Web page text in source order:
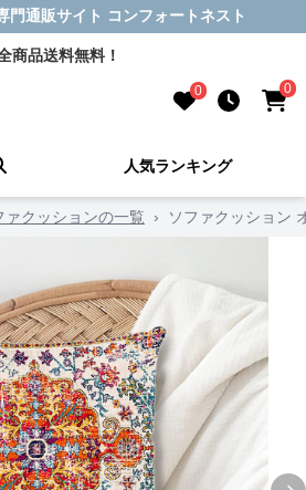
門通販サイト コンフォートネスト
商品送料無料！
0 0
人気ランキング
ァクッションの一覧 › ソファクッション